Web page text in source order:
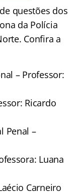
questões dos
da Polícia
Confira a
– Professor:
Ricardo
Penal –
Luana
Carneiro